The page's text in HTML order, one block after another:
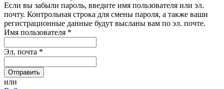
Если вы забыли пароль, введите имя пользователя или эл.
почту. Контрольная строка для смены пароля, а также ваши
регистрационные данные будут высланы вам по эл. почте.
Имя пользователя *
Эл. почта *
или